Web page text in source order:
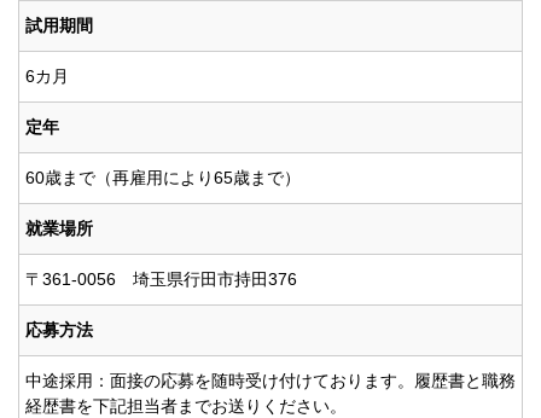
試用期間
6カ月
定年
60歳まで（再雇用により65歳まで）
就業場所
〒361-0056 埼玉県行田市持田376
応募方法
中途採用：面接の応募を随時受け付けております。履歴書と職務
経歴書を下記担当者までお送りください。